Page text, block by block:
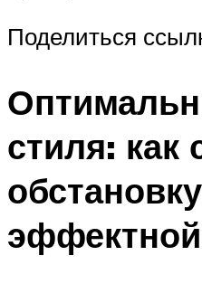
Поделиться
стиля: как
обстановку
эффектной